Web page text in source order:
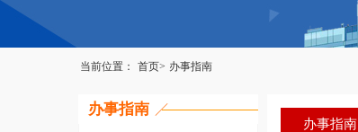
当前位置： 首页> 办事指南
办事指南
办事指南